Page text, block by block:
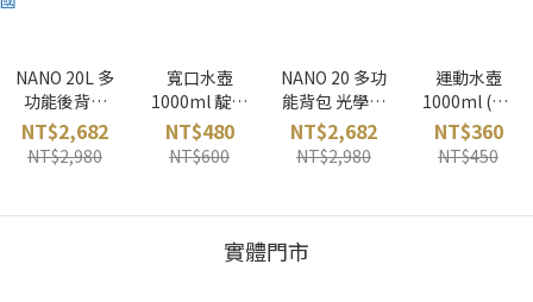
NANO 20L 多
功能後背包
(聖人白)
GREGORY 美
國
NT$2,682
NT$2,980
寬口水壺
1000ml 靛藍
nalgene 美國
NT$480
NT$600
NANO 20 多功
能背包 光學黑
GREGORY 美
國
NT$2,682
NT$2,980
運動水壺
1000ml (藍)
NATHAN 美國
NT$360
NT$450
實體門市